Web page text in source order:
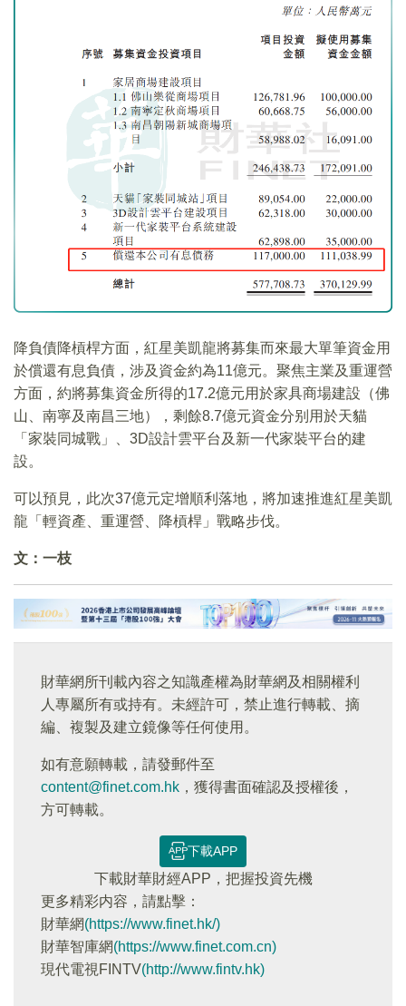
降負債降槓桿方面，紅星美凱龍將募集而來最大單筆資金用
於償還有息負債，涉及資金約為11億元。聚焦主業及重運營
方面，約將募集資金所得的17.2億元用於家具商場建設（佛
山、南寧及南昌三地），剩餘8.7億元資金分别用於天貓
「家裝同城戰」、3D設計雲平台及新一代家裝平台的建
設。
可以預見，此次37億元定增順利落地，將加速推進紅星美凱
龍「輕資產、重運營、降槓桿」戰略步伐。
文：一枝
財華網所刊載內容之知識產權為財華網及相關權利
人專屬所有或持有。未經許可，禁止進行轉載、摘
編、複製及建立鏡像等任何使用。
如有意願轉載，請發郵件至
content@finet.com.hk ，獲得書面確認及授權後，
方可轉載。
下載APP
下載財華財經APP，把握投資先機
更多精彩内容，請點擊：
財華網(https://www.finet.hk/)
財華智庫網(https://www.finet.com.cn)
現代電視FINTV(http://www.fintv.hk)